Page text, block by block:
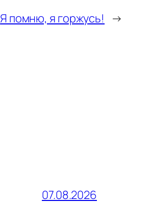
Я помню, я горжусь! →
07.08.2026